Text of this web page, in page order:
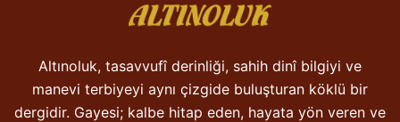
Altınoluk, tasavvufî derinliği, sahih dinî bilgiyi ve
manevi terbiyeyi aynı çizgide buluşturan köklü bir
dergidir. Gayesi; kalbe hitap eden, hayata yön veren ve